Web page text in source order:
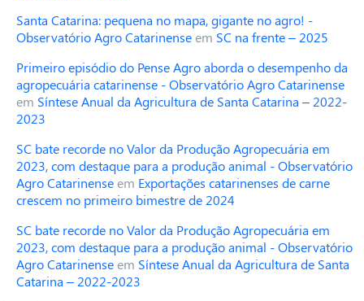
Santa Catarina: pequena no mapa, gigante no agro! -
Observatório Agro Catarinenseem SC na frente – 2025
Primeiro episódio do Pense Agro aborda o desempenho da
agropecuária catarinense - Observatório Agro Catarinense
em Síntese Anual da Agricultura de Santa Catarina – 2022-
2023
SC bate recorde no Valor da Produção Agropecuária em
2023, com destaque para a produção animal - Observatório
Agro Catarinenseem Exportações catarinenses de carne
crescem no primeiro bimestre de 2024
SC bate recorde no Valor da Produção Agropecuária em
2023, com destaque para a produção animal - Observatório
Agro Catarinenseem Síntese Anual da Agricultura de Santa
Catarina – 2022-2023